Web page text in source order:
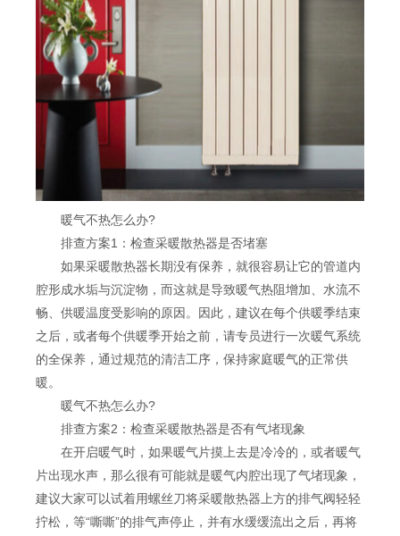
暖气不热怎么办?
排查方案1：检查采暖散热器是否堵塞
如果采暖散热器长期没有保养，就很容易让它的管道内
腔形成水垢与沉淀物，而这就是导致暖气热阻增加、水流不
畅、供暖温度受影响的原因。因此，建议在每个供暖季结束
之后，或者每个供暖季开始之前，请专员进行一次暖气系统
的全保养，通过规范的清洁工序，保持家庭暖气的正常供
暖。
暖气不热怎么办?
排查方案2：检查采暖散热器是否有气堵现象
在开启暖气时，如果暖气片摸上去是冷冷的，或者暖气
片出现水声，那么很有可能就是暖气内腔出现了气堵现象，
建议大家可以试着用螺丝刀将采暖散热器上方的排气阀轻轻
拧松，等“嘶嘶”的排气声停止，并有水缓缓流出之后，再将